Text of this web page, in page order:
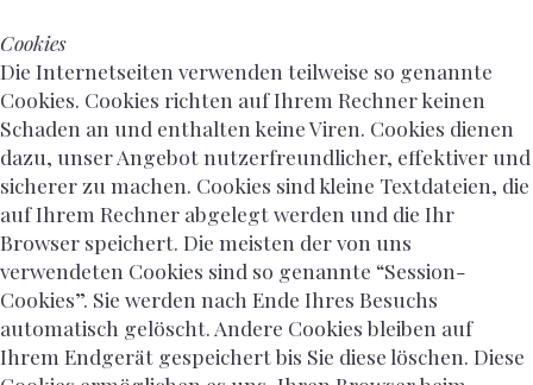
Cookies
Die Internetseiten verwenden teilweise so genannte
Cookies. Cookies richten auf Ihrem Rechner keinen
Schaden an und enthalten keine Viren. Cookies dienen
dazu, unser Angebot nutzerfreundlicher, effektiver und
sicherer zu machen. Cookies sind kleine Textdateien, die
auf Ihrem Rechner abgelegt werden und die Ihr
Browser speichert. Die meisten der von uns
verwendeten Cookies sind so genannte “Session-
Cookies”. Sie werden nach Ende Ihres Besuchs
automatisch gelöscht. Andere Cookies bleiben auf
Ihrem Endgerät gespeichert bis Sie diese löschen. Diese